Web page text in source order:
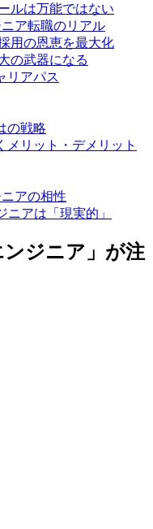
ルは万能ではない
ア転職のリアル
用の恩恵を最大化
の武器になる
リアパス
の戦略
メリット・デメリット
アの相性
アは「現実的」
ジニア」が注